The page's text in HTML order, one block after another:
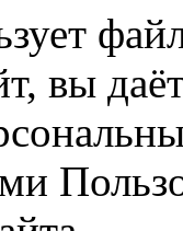
вы